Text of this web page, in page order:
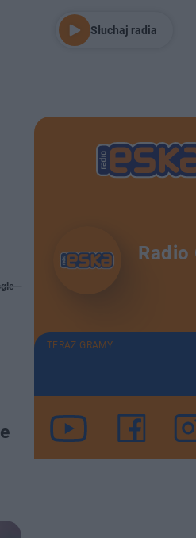
Słuchaj radia
Radio
TERAZ GRAMY